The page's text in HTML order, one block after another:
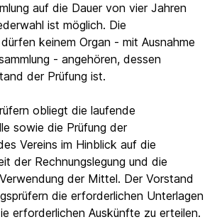
auf die Dauer von vier Jahren
ist möglich. Die
keinem Organ - mit Ausnahme
- angehören, dessen
der Prüfung ist.
obliegt die laufende
sowie die Prüfung der
Vereins im Hinblick auf die
der Rechnungslegung und die
der Mittel. Der Vorstand
die erforderlichen Unterlagen
erforderlichen Auskünfte zu erteilen.